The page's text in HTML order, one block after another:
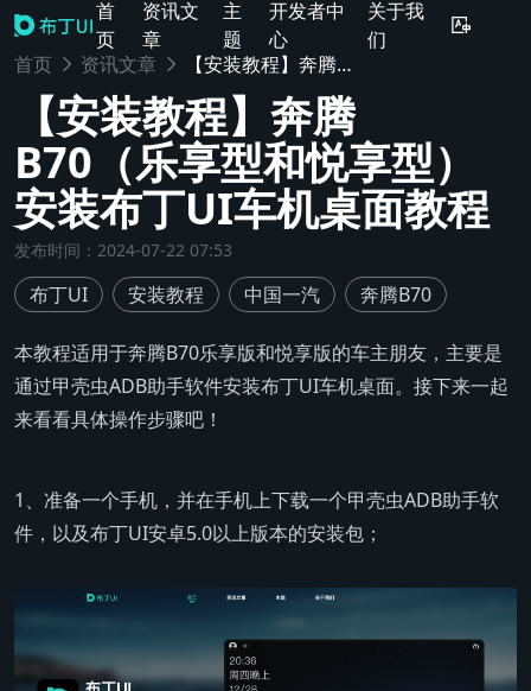
首
页
资讯文
章
主
题
开发者中
心
关于我
们
首页
资讯文章 【安装教程】奔腾B70（乐享型和悦享型）安装布丁UI车机桌面教程
【安装教程】奔腾
B70（乐享型和悦享型）
安装布丁UI车机桌面教程
发布时间 ： 2024-07-22 07:53
布丁UI 安装教程 中国一汽 奔腾B70
本教程适用于奔腾B70乐享版和悦享版的车主朋友，主要是
通过甲壳虫ADB助手软件安装布丁UI车机桌面。接下来一起
来看看具体操作步骤吧！
1、准备一个手机，并在手机上下载一个甲壳虫ADB助手软
件，以及布丁UI安卓5.0以上版本的安装包；